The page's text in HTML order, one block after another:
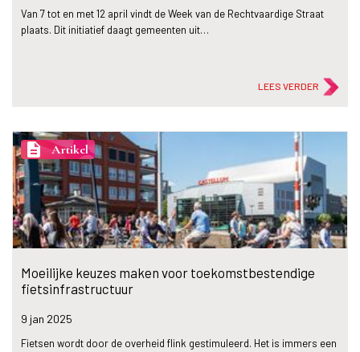
Van 7 tot en met 12 april vindt de Week van de Rechtvaardige Straat
plaats. Dit initiatief daagt gemeenten uit…
LEES VERDER
description Artikel
Moeilijke keuzes maken voor toekomstbestendige
fietsinfrastructuur
9 jan 2025
Fietsen wordt door de overheid flink gestimuleerd. Het is immers een